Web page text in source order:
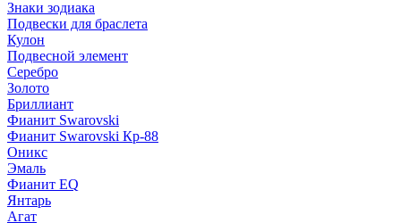
Знаки зодиака
Подвески для браслета
Кулон
Подвесной элемент
Серебро
Золото
Бриллиант
Фианит Swarovski
Фианит Swarovski Кр-88
Оникс
Эмаль
Фианит EQ
Янтарь
Агат